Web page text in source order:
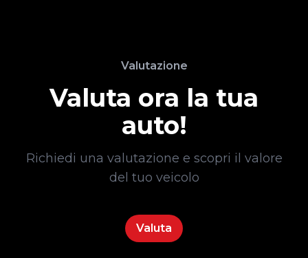
Valutazione
Valuta ora la tua
auto!
Richiedi una valutazione e scopri il valore
del tuo veicolo
Valuta